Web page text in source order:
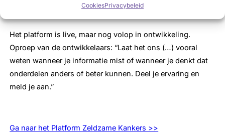
CookiesPrivacybeleid
Het platform is live, maar nog volop in ontwikkeling.
Oproep van de ontwikkelaars: “Laat het ons (…) vooral
weten wanneer je informatie mist of wanneer je denkt dat
onderdelen anders of beter kunnen. Deel je ervaring en
meld je aan.”
Ga naar het Platform Zeldzame Kankers >>